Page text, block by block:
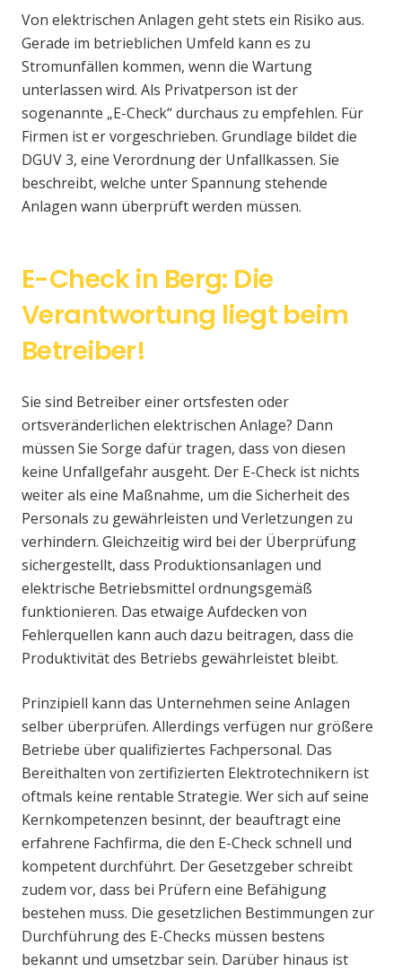
Von elektrischen Anlagen geht stets ein Risiko aus.
Gerade im betrieblichen Umfeld kann es zu
Stromunfällen kommen, wenn die Wartung
unterlassen wird. Als Privatperson ist der
sogenannte „E-Check“ durchaus zu empfehlen. Für
Firmen ist er vorgeschrieben. Grundlage bildet die
DGUV 3, eine Verordnung der Unfallkassen. Sie
beschreibt, welche unter Spannung stehende
Anlagen wann überprüft werden müssen.
E-Check in Berg: Die
Verantwortung liegt beim
Betreiber!
Sie sind Betreiber einer ortsfesten oder
ortsveränderlichen elektrischen Anlage? Dann
müssen Sie Sorge dafür tragen, dass von diesen
keine Unfallgefahr ausgeht. Der E-Check ist nichts
weiter als eine Maßnahme, um die Sicherheit des
Personals zu gewährleisten und Verletzungen zu
verhindern. Gleichzeitig wird bei der Überprüfung
sichergestellt, dass Produktionsanlagen und
elektrische Betriebsmittel ordnungsgemäß
funktionieren. Das etwaige Aufdecken von
Fehlerquellen kann auch dazu beitragen, dass die
Produktivität des Betriebs gewährleistet bleibt.
Prinzipiell kann das Unternehmen seine Anlagen
selber überprüfen. Allerdings verfügen nur größere
Betriebe über qualifiziertes Fachpersonal. Das
Bereithalten von zertifizierten Elektrotechnikern ist
oftmals keine rentable Strategie. Wer sich auf seine
Kernkompetenzen besinnt, der beauftragt eine
erfahrene Fachfirma, die den E-Check schnell und
kompetent durchführt. Der Gesetzgeber schreibt
zudem vor, dass bei Prüfern eine Befähigung
bestehen muss. Die gesetzlichen Bestimmungen zur
Durchführung des E-Checks müssen bestens
bekannt und umsetzbar sein. Darüber hinaus ist